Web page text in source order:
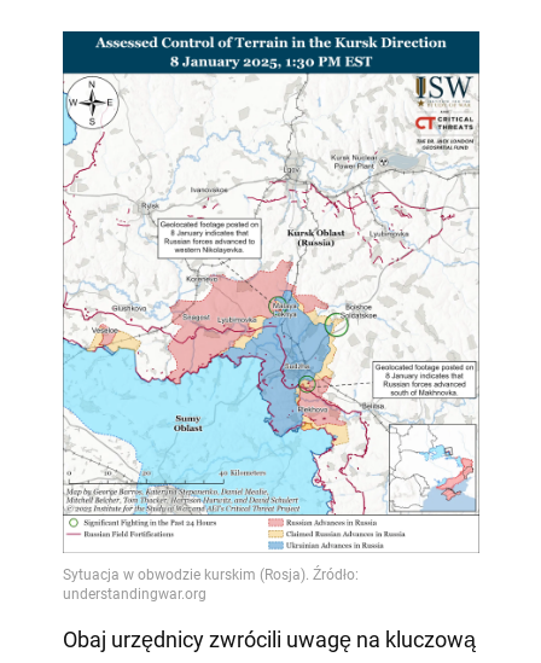
Obaj urzędnicy zwrócili uwagę na kluczową